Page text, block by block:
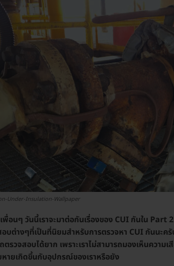
Under-Insulation-Wallpaper
อนๆ วันนี้เราจะมาต่อกันเรื่องของ CUI กันใน Part
อบต่างๆที่เป็นที่นิยมสำหรับการตรวจหา CUI กันนะค
ตรวจสอบได้ยาก เพราะเราไม่สามารถมองเห็นความ
หายเกิดขึ้นกับอุปกรณ์ของเราหรือยัง